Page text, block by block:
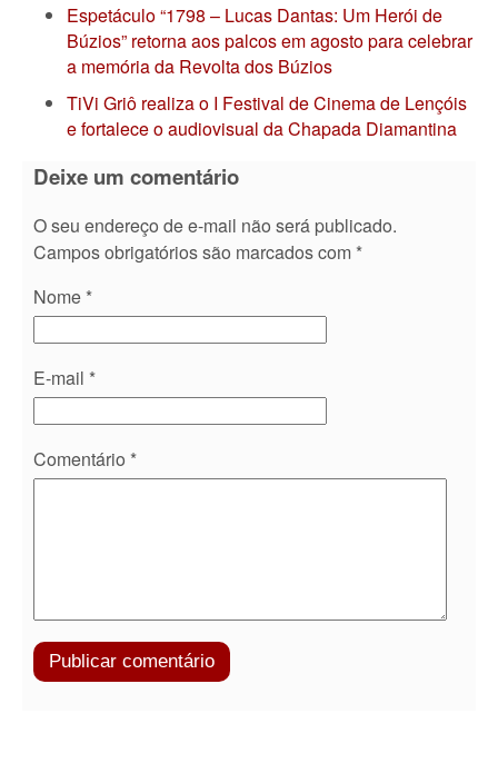
Espetáculo “1798 – Lucas Dantas: Um Herói de
Búzios” retorna aos palcos em agosto para celebrar
a memória da Revolta dos Búzios
TiVi Griô realiza o I Festival de Cinema de Lençóis
e fortalece o audiovisual da Chapada Diamantina
Deixe um comentário
O seu endereço de e-mail não será publicado.
Campos obrigatórios são marcados com *
Nome *
E-mail *
Comentário *